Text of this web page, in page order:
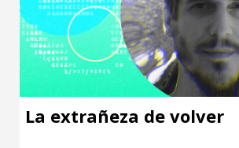
La extrañeza de volver